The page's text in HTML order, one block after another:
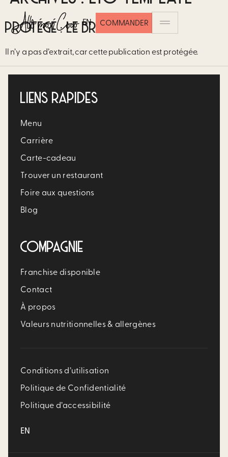
EN COMMANDER
PROTÉGÉ : LE BRUNCH ROSE
Il n’y a pas d’extrait, car cette publication est protégée.
LIENS RAPIDES
Menu
Carrière​
Carte-cadeau
Trouver un restaurant​
Foire aux questions
Blog
COMPAGNIE
Franchise disponible
Contact
À propos
Valeurs nutritionnelles & allergènes
Conditions d’utilisation
Politique de Confidentialité
Politique d’accessibilité
EN